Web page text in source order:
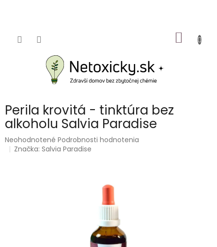
KOŠÍK
Perila krovitá - tinktúra bez
alkoholu Salvia Paradise
Priemerné
hodnotenie
Neohodnotené Podrobnosti hodnotenia
Značka:Salvia Paradise